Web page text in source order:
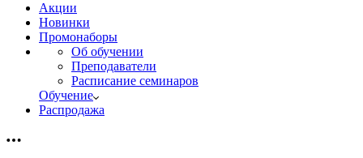
Акции
Новинки
Промонаборы
Об обучении
Преподаватели
Расписание семинаров
Обучение
Распродажа